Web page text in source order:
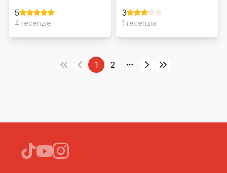
5
4 recenzie
3
1 recenzia
1 2
More pages